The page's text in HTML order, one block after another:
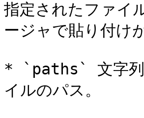
指定されたファイ
ージャで貼り付け
* `paths` 文字列
イルのパス。